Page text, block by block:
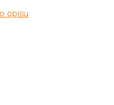
opisu